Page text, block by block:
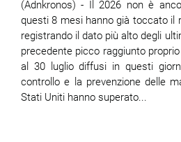
(Adnkronos) - Il 2026 non è
questi 8 mesi hanno già toccato il
registrando il dato più alto degli
precedente picco raggiunto
al 30 luglio diffusi in questi
controllo e la prevenzione delle
Stati Uniti hanno superato...